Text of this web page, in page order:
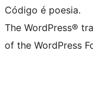
Código é poesia.
The WordPress®
of the WordPress